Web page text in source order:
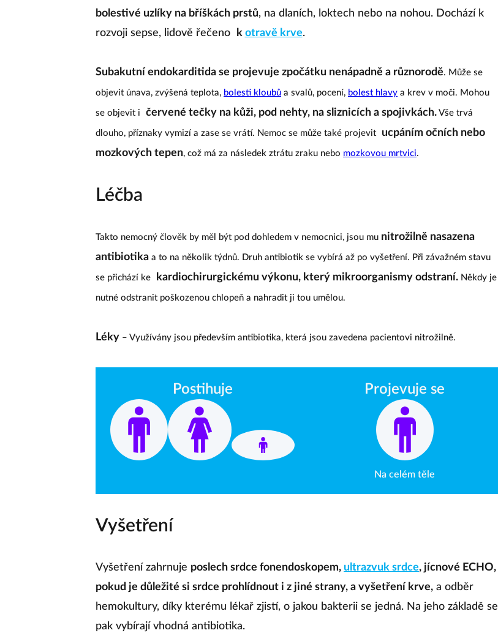
bolestivé uzlíky na bříškách prstů, na dlaních, loktech nebo na nohou. Dochází k
rozvoji sepse, lidově řečeno
k otravě krve.
Subakutní endokarditida se projevuje zpočátku nenápadně a různorodě. Může se
objevit únava, zvýšená teplota, bolesti kloubů a svalů, pocení, bolest hlavy a krev v moči. Mohou
se objevit i červené tečky na kůži, pod nehty, na sliznicích a spojivkách.Vše trvá
dlouho, příznaky vymizí a zase se vrátí. Nemoc se může také projevit
ucpáním očních nebo
mozkových tepen, což má za následek ztrátu zraku nebo mozkovou mrtvici.
Léčba
Takto nemocný člověk by měl být pod dohledem v nemocnici, jsou mu nitrožilně nasazena
antibiotika a to na několik týdnů. Druh antibiotik se vybírá až po vyšetření. Při závažném stavu
se přichází ke kardiochirurgickému výkonu, který mikroorganismy odstraní.Někdy je
nutné odstranit poškozenou chlopeň a nahradit ji tou umělou.
Léky – Využívány jsou především antibiotika, která jsou zavedena pacientovi nitrožilně.
Postihuje Projevuje se
Na celém těle
Vyšetření
Vyšetření zahrnuje poslech srdce fonendoskopem, ultrazvuk srdce, jícnové ECHO,
pokud je důležité si srdce prohlídnout i z jiné strany, a vyšetření krve, a odběr
hemokultury, díky kterému lékař zjistí, o jakou bakterii se jedná. Na jeho základě se
pak vybírají vhodná antibiotika.